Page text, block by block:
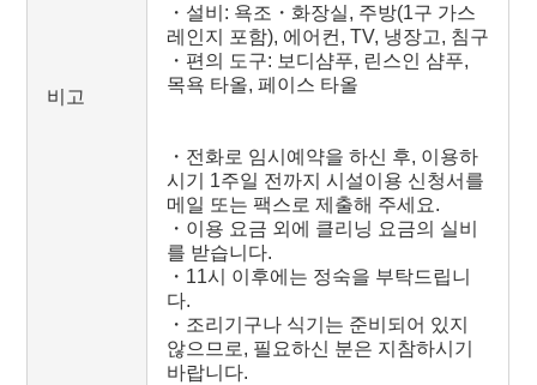
비고
・설비: 욕조・화장실, 주방(1구 가스
레인지 포함), 에어컨, TV, 냉장고, 침구
・편의 도구: 보디샴푸, 린스인 샴푸,
목욕 타올, 페이스 타올
・전화로 임시예약을 하신 후, 이용하
시기 1주일 전까지 시설이용 신청서를
메일 또는 팩스로 제출해 주세요.
・이용 요금 외에 클리닝 요금의 실비
를 받습니다.
・11시 이후에는 정숙을 부탁드립니
다.
・조리기구나 식기는 준비되어 있지
않으므로, 필요하신 분은 지참하시기
바랍니다.